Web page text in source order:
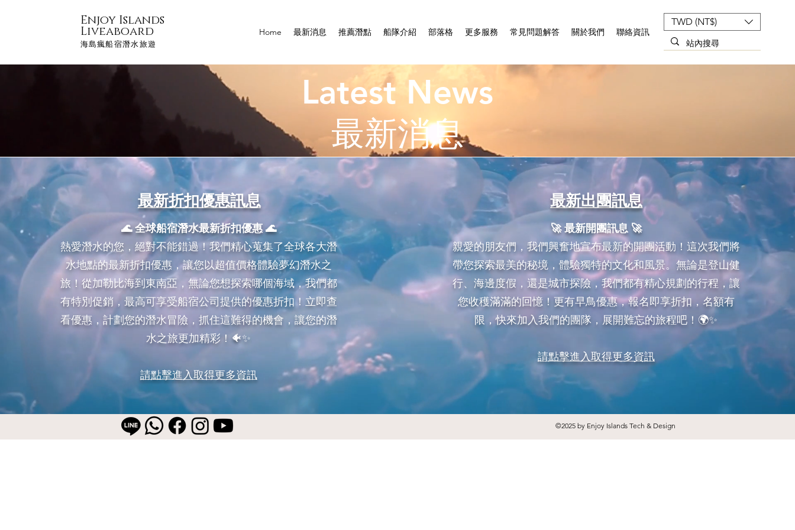
Enjoy Islands
Liveaboard
海島瘋船宿潛水旅遊
Home 最新消息 推薦潛點 船隊介紹 部落格 更多服務 常見問題解答 關於我們 聯絡資訊
TWD (NT$)
Latest News
最新消息
​最新折扣優惠訊息
🌊 全球船宿潛水最新折扣優惠 🌊
熱愛潛水的您，絕對不能錯過！我們精心蒐集了全球各大潛
水地點的最新折扣優惠，讓您以超值價格體驗夢幻潛水之
旅！從加勒比海到東南亞，無論您想探索哪個海域，我們都
有特別促銷，最高可享受船宿公司提供的優惠折扣！立即查
看優惠，計劃您的潛水冒險，抓住這難得的機會，讓您的潛
水之旅更加精彩！🐠✨
請點擊進入取得更多資訊
最新出團訊息
🚀 最新開團訊息 🚀
親愛的朋友們，我們興奮地宣布最新的開團活動！這次我們將
帶您探索最美的秘境，體驗獨特的文化和風景。無論是登山健
行、海邊度假，還是城市探險，我們都有精心規劃的行程，讓
您收穫滿滿的回憶！更有早鳥優惠，報名即享折扣，名額有
限，快來加入我們的團隊，展開難忘的旅程吧！🌍✨
​請點擊進入取得更多資訊
©2025 by Enjoy Islands Tech & Design